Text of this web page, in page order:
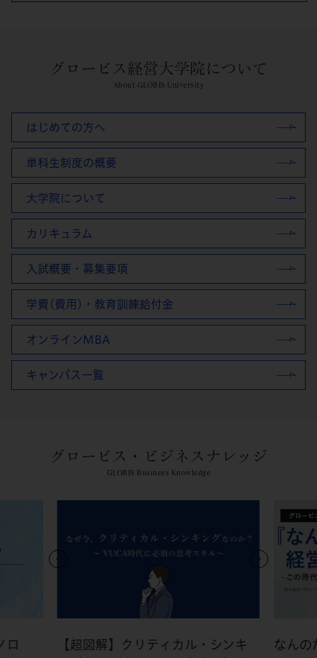
グロービス経営大学院について
About GLOBIS University
はじめての方へ
単科生制度の概要
大学院について
カリキュラム
入試概要・募集要項
学費(費用)・教育訓練給付金
オンラインMBA
キャンパス一覧
グロービス・ビジネスナレッジ
GLOBIS Business Knowledge
ロ
【超図解】クリティカル・シンキ
なんの